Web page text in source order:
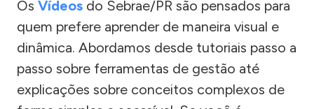
Os Vídeos do Sebrae/PR são pensados para
quem prefere aprender de maneira visual e
dinâmica. Abordamos desde tutoriais passo a
passo sobre ferramentas de gestão até
explicações sobre conceitos complexos de